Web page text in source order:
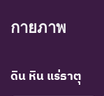
กายภาพ
ดิน หิน แร่ธาตุ